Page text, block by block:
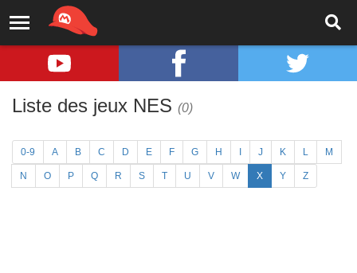
Liste des jeux NES (0)
0-9 A B C D E F G H J K L M
N O P Q R S T U V W X Y Z